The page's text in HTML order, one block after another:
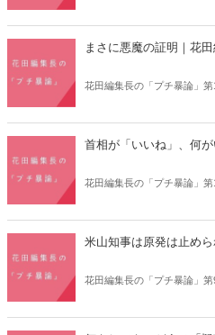
戦略』ヤクブ・グリギエル
監訳）などがある。
まさに悪魔の証明｜花田
花田編集長の「プチ暴論」第
首相が「いいね」、何
花田編集長の「プチ暴論」第
米山知事は原発は止め
花田編集長の「プチ暴論」第